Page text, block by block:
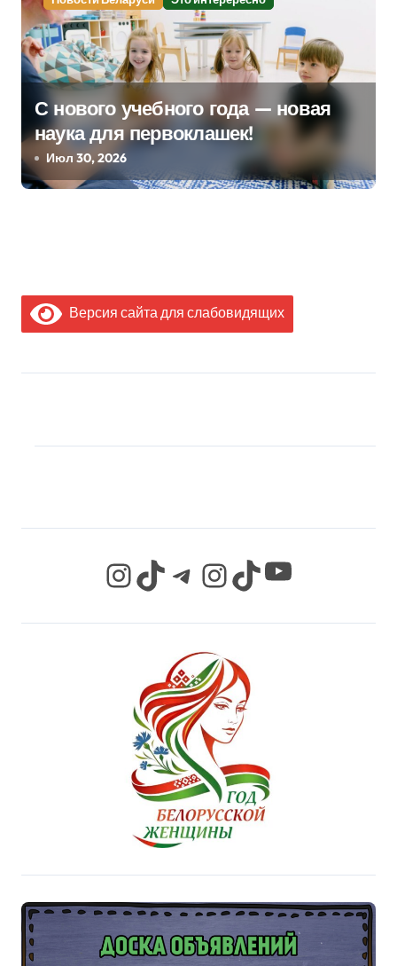
С нового учебного года — новая
наука для первоклашек!
Июл 30, 2026
Версия сайта для слабовидящих
InstagramTikTok Telegram InstagramTikTok YouTube